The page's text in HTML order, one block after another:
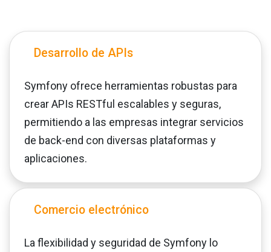
Desarrollo de APIs
Symfony ofrece herramientas robustas para
crear APIs RESTful escalables y seguras,
permitiendo a las empresas integrar servicios
de back-end con diversas plataformas y
aplicaciones.
Comercio electrónico
La flexibilidad y seguridad de Symfony lo